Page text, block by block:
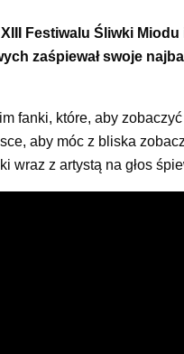
Festiwalu Śliwki
zaśpiewał swoje
fanki, które, aby
aby móc z bliska
wraz z artystą na głos